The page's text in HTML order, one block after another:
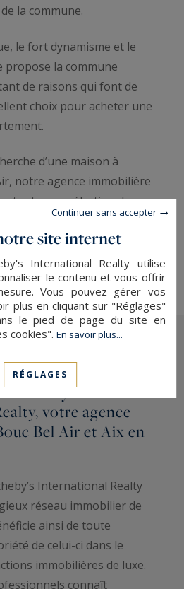
la commune.
le fort dynamisme et le
propose la commune
de raisons qui font de
choix pour acheter une
d’une maison à
notre agence immobilière
toute une sélection des
Sotheby’s
votre agence
Bel Air et Aix en
International Realty
réseau immobilier de
ainsi de toute
de celui-ci dans le
immobilières de luxe.
connaît
site internet
International Realty utilise
le contenu et vous offrir
Vous pouvez gérer vos
plus en cliquant sur "Réglages"
le pied de page du site en
cookies".En savoir plus...
RÉGLAGES
Continuer sans accepter